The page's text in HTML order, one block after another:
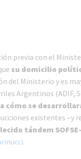
previa con el
su domicilio
del Ministerio y es
Argentinos (ADIF,
cómo se
existentes –y
tándem SOFSE-